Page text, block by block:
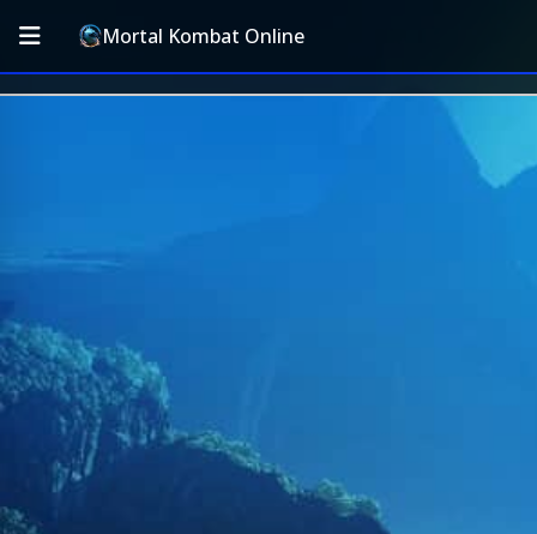
Mortal Kombat Online